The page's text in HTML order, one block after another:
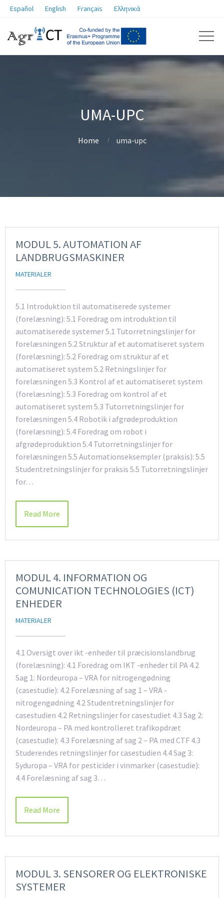
Español English Français Ελληνικά
UMA-UPC
Home uma-upc
MODUL 5. AUTOMATION AF
LANDBRUGSMASKINER
MATERIALER
5.1 Introduktion til automatiserede systemer
(forelæsning): 5.1 Foredrag om introduktion til
automatiserede systemer 5.1 Tutorretningslinjer for
forelæsningen 5.2 Struktur af et automatiseret system
(forelæsning): 5.2 Foredrag om struktur af et
automatiseret system 5.2 Retningslinjer for
forelæsningen 5.3 Kontrol af et automatiseret system
(forelæsning): 5.3 Foredrag om kontrol af et
automatiseret system 5.3 Tutorretningslinjer for
forelæsningen 5.4 Robotik i afgrødeproduktion
(forelæsning): 5.4 Foredrag om robot i
afgrødeproduktion 5.4 Tutorretningslinjer for
forelæsningen 5.5 Automationseksempler (praksis): 5.5
Studentretningslinjer for praksis 5.5 Tutorretningslinjer
for…
Read More
MODUL 4. INFORMATION OG
COMUNICATION TECHNOLOGIES (ICT)
ENHEDER
MATERIALER
4.1 Oversigt over ikt -enheder til præcisionslandbrug
(forelæsning): 4.1 Foredrag om IKT -enheder til PA 4.2
Sag 1: Nordeuropa – VRA for nitrogengødning
(casestudie): 4.2 Forelæsning af sag 1 – VRA -
nitrogengødning 4.2 Studentretningslinjer for
casestudien 4.2 Retningslinjer for casestudiet 4.3 Sag 2:
Nordeuropa – PA med kontrolleret trafikopdræt
(casestudie): 4.3 Forelæsning af sag 2 – PA med CTF 4.3
Studerendes retningslinjer for casestudien 4.4 Sag 3:
Syduropa – VRA for pesticider i vinmarker (casestudie):
4.4 Forelæsning af sag 3…
Read More
MODUL 3. SENSORER OG ELEKTRONISKE
SYSTEMER